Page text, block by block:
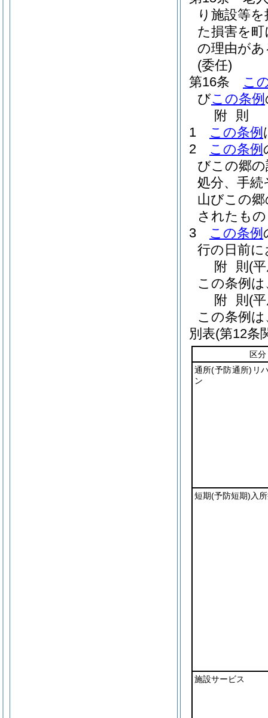
り施設等
た損害を
の理由が
(委任)
第16条
こ
びこの条例
附 則
1
この条例
2
この条例
びこの郷
処分、手続
山びこの
されたも
3
この条例
行の日前
附 則 (
この条例
附 則 (
この条例
別表(第12条
区分
通所(予防通所) リ
ン
短期(予防短期) 入
施設サービス